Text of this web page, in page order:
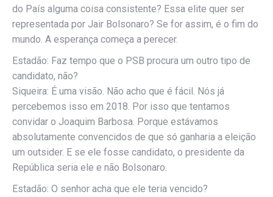
do País alguma coisa consistente? Essa elite quer ser
representada por Jair Bolsonaro? Se for assim, é o fim do
mundo. A esperança começa a perecer.
Estadão: Faz tempo que o PSB procura um outro tipo de
candidato, não?
Siqueira: É uma visão. Não acho que é fácil. Nós já
percebemos isso em 2018. Por isso que tentamos
convidar o Joaquim Barbosa. Porque estávamos
absolutamente convencidos de que só ganharia a eleição
um outsider. E se ele fosse candidato, o presidente da
República seria ele e não Bolsonaro.
Estadão: O senhor acha que ele teria vencido?